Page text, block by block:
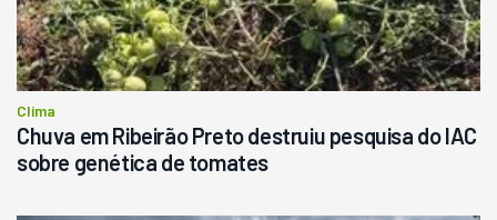
Clima
Chuva em Ribeirão Preto destruiu pesquisa do IAC
sobre genética de tomates